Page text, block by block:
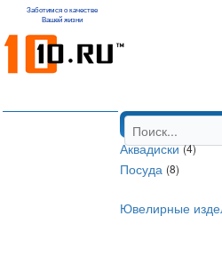
Заботимся о качестве
Вашей жизни
Аквадиски(4)
Посуда (8)
Ювелирные